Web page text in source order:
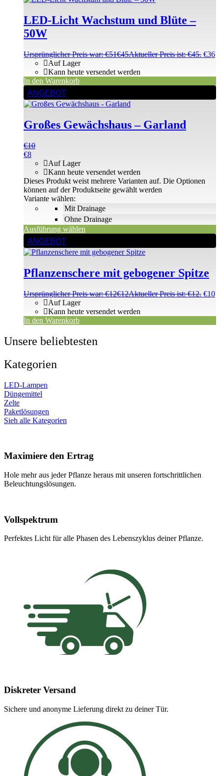
LED-Licht Wachstum und Blüte –
50W
Ursprünglicher Preis war: €51€45Aktueller Preis ist: €45. €36
Auf Lager
Kann heute versendet werden
In den Warenkorb
ANGEBOT
Großes Gewächshaus – Garland
€10
€8
Mit Drainage
Ohne Drainage
Auf Lager
Kann heute versendet werden
Variante wählen:
Ausführung wählen
Dieses Produkt weist mehrere Varianten auf. Die Optionen
können auf der Produktseite gewählt werden
ANGEBOT
Pflanzenschere mit gebogener Spitze
Ursprünglicher Preis war: €12€12Aktueller Preis ist: €12. €10
Auf Lager
Kann heute versendet werden
In den Warenkorb
Unsere beliebtesten
Kategorien
LED-Lampen
Düngemittel
Zelte
Paketlösungen
Sieh alle Kategorien
Maximiere den Ertrag
Hole mehr aus jeder Pflanze heraus mit unseren fortschrittlichen
Beleuchtungslösungen.
Vollspektrum
Perfektes Licht für alle Phasen des Lebenszyklus deiner Pflanze.
Diskreter Versand
Sichere und anonyme Lieferung direkt zu deiner Tür.